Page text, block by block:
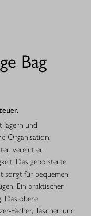
Bag
und
Organisation.
vereint er
Das gepolsterte
sorgt für bequemen
Ein praktischer
Das obere
Fächer, Taschen und